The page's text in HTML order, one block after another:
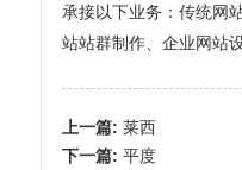
承接以下业务：传统网
站站群制作、企业网站
上一篇:莱西
下一篇:平度